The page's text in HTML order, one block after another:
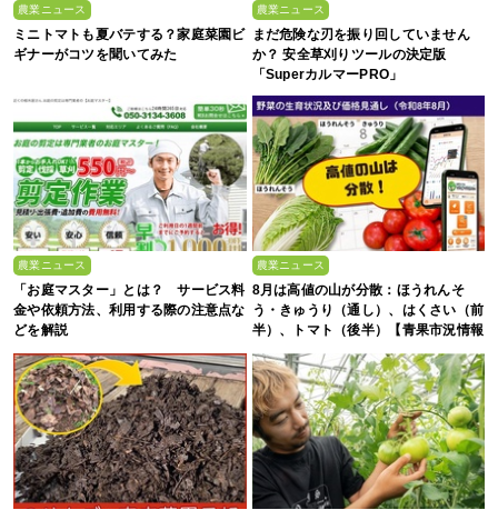
農業ニュース
ミニトマトも夏バテする？家庭菜園ビ
ギナーがコツを聞いてみた
農業ニュース
まだ危険な刃を振り回していません
か？ 安全草刈りツールの決定版
「SuperカルマーPRO」
農業ニュース
「お庭マスター」とは？ サービス料
金や依頼方法、利用する際の注意点な
どを解説
農業ニュース
8月は高値の山が分散：ほうれんそ
う・きゅうり（通し）、はくさい（前
半）、トマト（後半）【青果市況情報
アプリ「YAOYASAN」】